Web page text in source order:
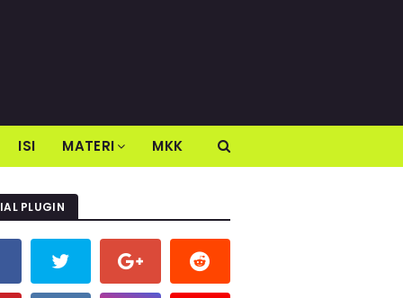
ISI MATERI MKK
PLUGIN